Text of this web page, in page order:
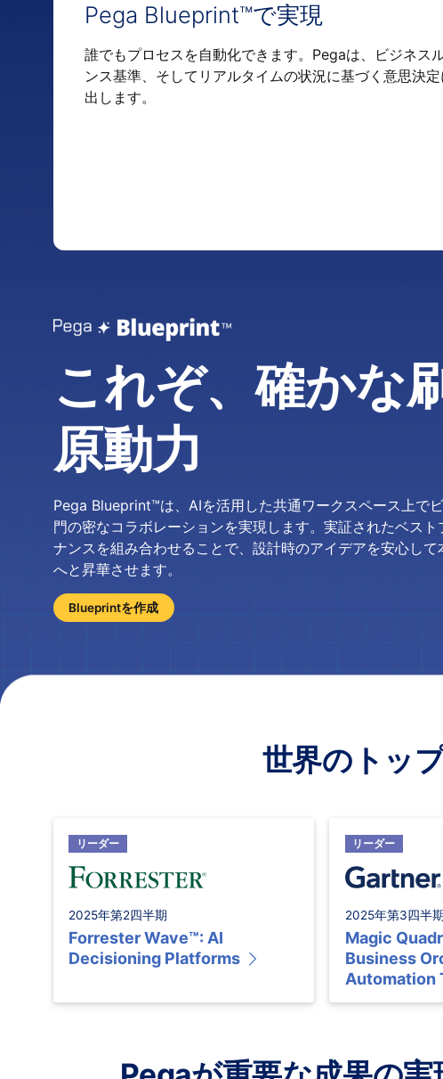
Pega Blueprint™で実現
誰でもプロセスを自動化できます。Pegaは、ビジネス
ンス基準、そしてリアルタイムの状況に基づく意思決
出します。
これぞ、確かな
原動力
Pega Blueprint™は、AIを活用した共通ワークスペース上で
門の密なコラボレーションを実現します。実証されたベス
ナンスを組み合わせることで、設計時のアイデアを安心し
へと昇華させます。
Blueprintを作成
世界のトッ
リーダー
2025年第2四半期
Forrester Wave™: AI
Decisioning Platforms
リーダー
2025年第3四半期
Magic
Business
Automation